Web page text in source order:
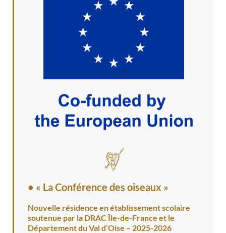
• « La Conférence des oiseaux »
Nouvelle résidence en établissement scolaire
soutenue par la DRAC Île-de-France et le
Département du Val d’Oise – 2025-2026